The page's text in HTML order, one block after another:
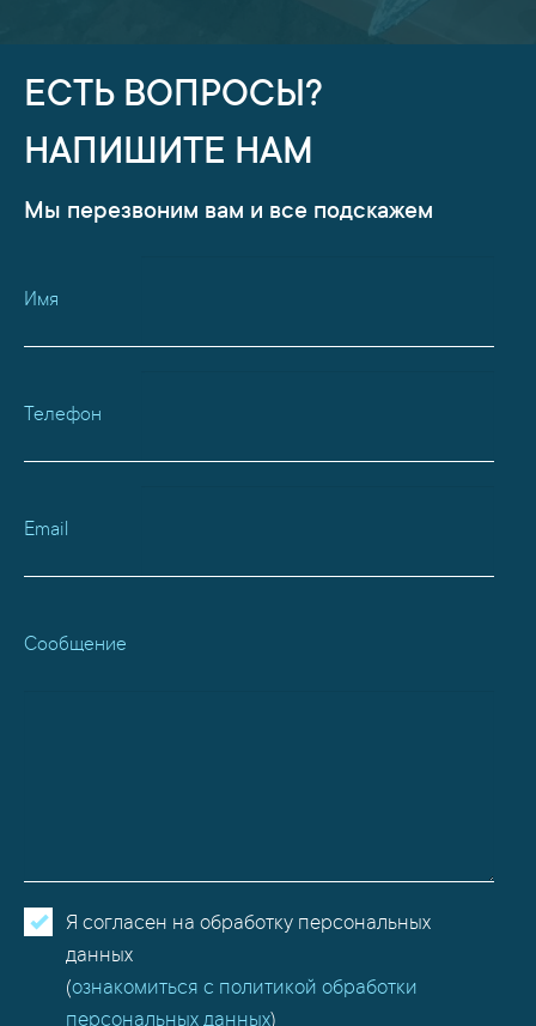
ЕСТЬ ВОПРОСЫ?
НАПИШИТЕ НАМ
Мы перезвоним вам и все подскажем
Имя
Телефон
Email
Сообщение
Я согласен на обработку персональных
данных
(ознакомиться с политикой обработки